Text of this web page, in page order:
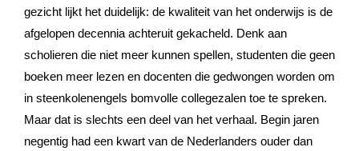
gezicht lijkt het duidelijk: de kwaliteit van het onderwijs is de
afgelopen decennia achteruit gekacheld. Denk aan
scholieren die niet meer kunnen spellen, studenten die geen
boeken meer lezen en docenten die gedwongen worden om
in steenkolenengels bomvolle collegezalen toe te spreken.
Maar dat is slechts een deel van het verhaal. Begin jaren
negentig had een kwart van de Nederlanders ouder dan